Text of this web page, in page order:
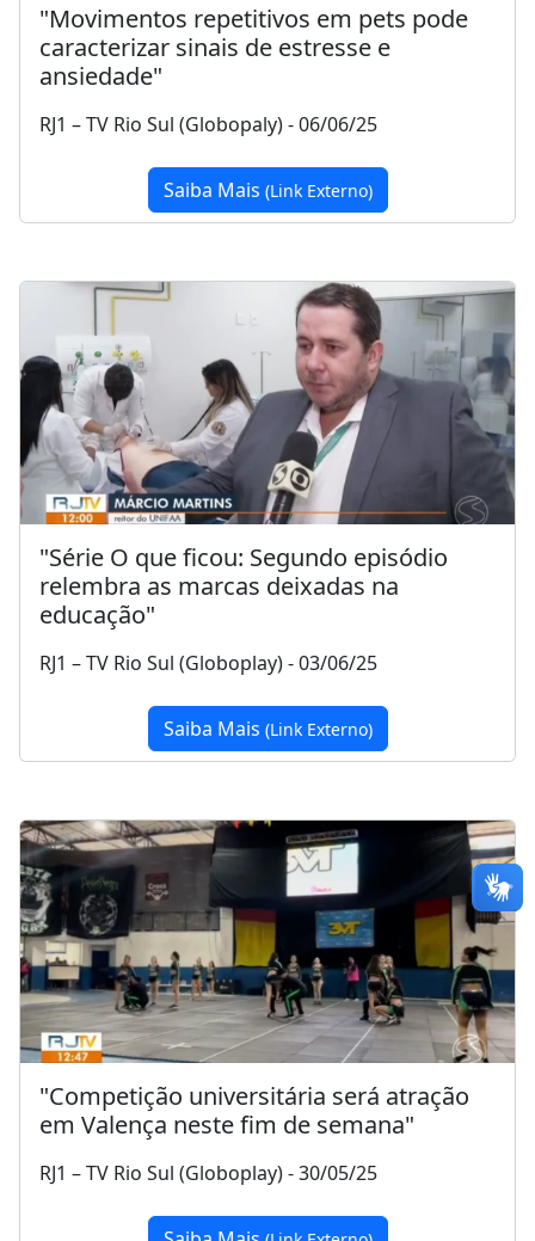
"Movimentos repetitivos em pets pode
caracterizar sinais de estresse e
ansiedade"
RJ1 – TV Rio Sul (Globopaly) - 06/06/25
Saiba Mais (Link Externo)
"Série O que ficou: Segundo episódio
relembra as marcas deixadas na
educação"
RJ1 – TV Rio Sul (Globoplay) - 03/06/25
Saiba Mais (Link Externo)
"Competição universitária será atração
em Valença neste fim de semana"
RJ1 – TV Rio Sul (Globoplay) - 30/05/25